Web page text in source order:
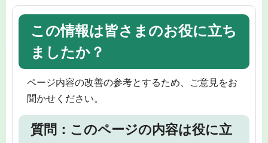
この情報は皆さまのお役に立ち
ましたか？
ページ内容の改善の参考とするため、ご意見をお
聞かせください。
質問：このページの内容は役に立